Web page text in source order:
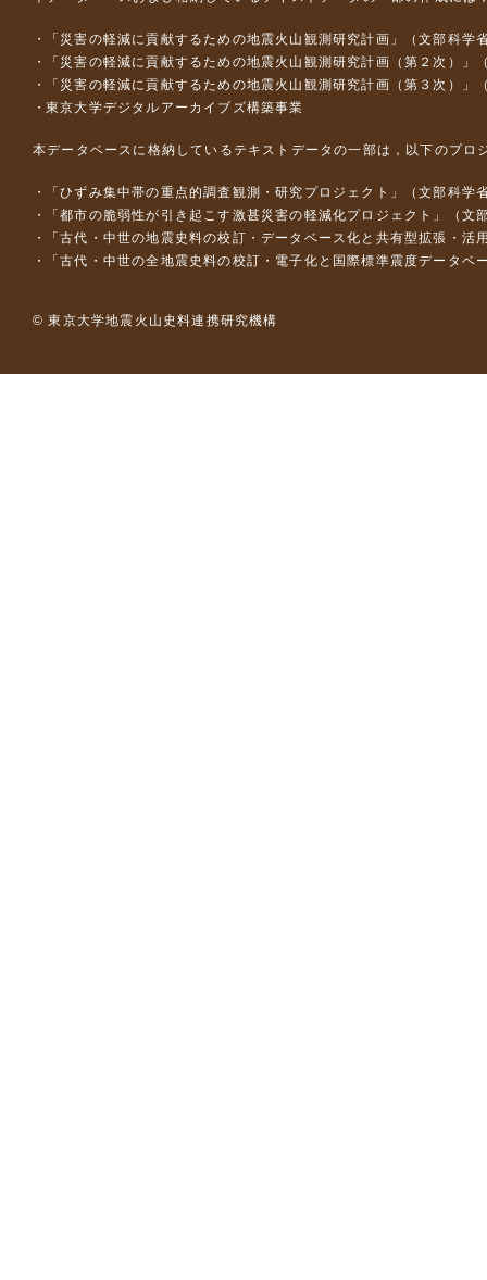
「災害の軽減に貢献するための地震火山観測研究計画」（文部科学
「災害の軽減に貢献するための地震火山観測研究計画（第２次）」
「災害の軽減に貢献するための地震火山観測研究計画（第３次）」
東京大学デジタルアーカイブズ構築事業
本データベースに格納しているテキストデータの一部は，以下のプロ
「ひずみ集中帯の重点的調査観測・研究プロジェクト」（文部科
「都市の脆弱性が引き起こす激甚災害の軽減化プロジェクト」（
「古代・中世の地震史料の校訂・データベース化と共有型拡張・
「古代・中世の全地震史料の校訂・電子化と国際標準震度データ
© 東京大学地震火山史料連携研究機構